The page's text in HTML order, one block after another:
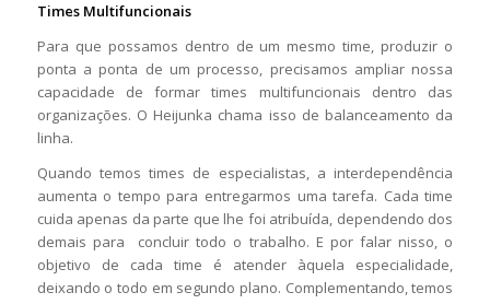
Times Multifuncionais
Para que possamos dentro de um mesmo time, produzir o
ponta a ponta de um processo, precisamos ampliar nossa
capacidade de formar times multifuncionais dentro das
organizações. O Heijunka chama isso de balanceamento da
linha.
Quando temos times de especialistas, a interdependência
aumenta o tempo para entregarmos uma tarefa. Cada time
cuida apenas da parte que lhe foi atribuída, dependendo dos
demais para concluir todo o trabalho. E por falar nisso, o
objetivo de cada time é atender àquela especialidade,
deixando o todo em segundo plano. Complementando, temos